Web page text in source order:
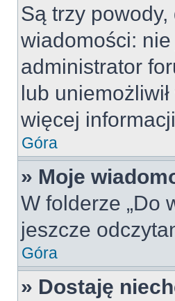
Są trzy
wiadomości:
administrator
lub
więcej
Góra
» Moje
W folderze „Do
jeszcze
Góra
» Dostaję